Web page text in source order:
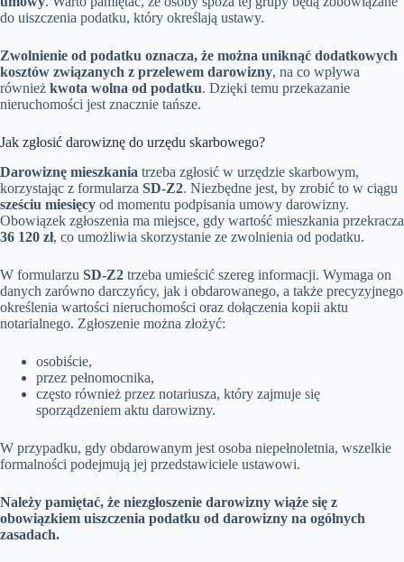
do uiszczenia podatku, który określają ustawy.
Zwolnienie od podatku oznacza, że można uniknąć dodatkowych
kosztów związanych z przelewem darowizny, na co wpływa
również kwota wolna od podatku. Dzięki temu przekazanie
nieruchomości jest znacznie tańsze.
Jak zgłosić darowiznę do urzędu skarbowego?
Darowiznę mieszkania trzeba zgłosić w urzędzie skarbowym,
korzystając z formularza SD-Z2. Niezbędne jest, by zrobić to w ciągu
sześciu miesięcy od momentu podpisania umowy darowizny.
Obowiązek zgłoszenia ma miejsce, gdy wartość mieszkania przekracza
36 120 zł, co umożliwia skorzystanie ze zwolnienia od podatku.
W formularzu SD-Z2 trzeba umieścić szereg informacji. Wymaga on
danych zarówno darczyńcy, jak i obdarowanego, a także precyzyjnego
określenia wartości nieruchomości oraz dołączenia kopii aktu
notarialnego. Zgłoszenie można złożyć:
osobiście,
przez pełnomocnika,
często również przez notariusza, który zajmuje się
sporządzeniem aktu darowizny.
W przypadku, gdy obdarowanym jest osoba niepełnoletnia, wszelkie
formalności podejmują jej przedstawiciele ustawowi.
Należy pamiętać, że niezgłoszenie darowizny wiąże się z
obowiązkiem uiszczenia podatku od darowizny na ogólnych
zasadach.